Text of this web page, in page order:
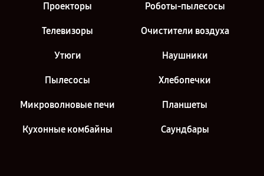
Проекторы Роботы-пылесосы
Телевизоры Очистители воздуха
Утюги Наушники
Пылесосы Хлебопечки
Микроволновые печи Планшеты
Кухонные комбайны Саундбары